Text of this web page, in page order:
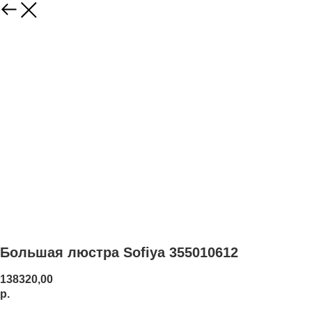
Большая люстра Sofiya 355010612
138320,00
р.